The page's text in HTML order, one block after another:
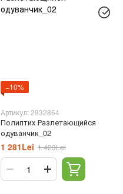
−10%
Артикул: 2932864
Полиптих Разлетающийся
одуванчик_02
1 281Lei 1 423Lei